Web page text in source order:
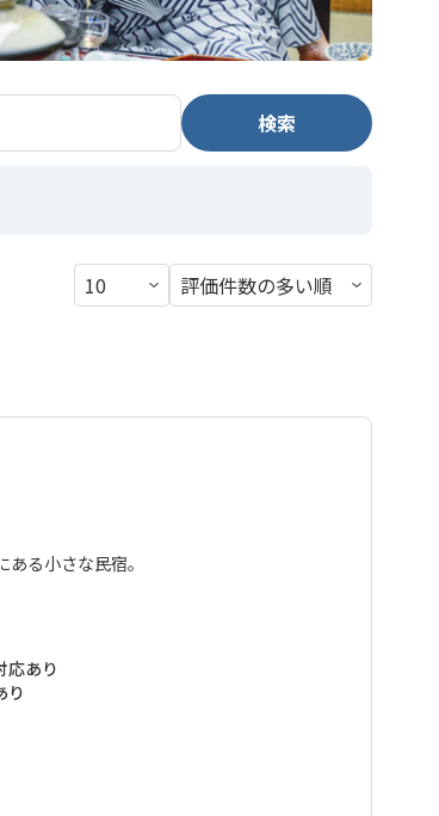
検索
る小さな民宿。
から歩いた場合、十津川温泉と三浦口で2
めを誇る峠。春は新緑、秋は紅葉が360
、ご遠慮なくお声をかけてください。
応あり
り